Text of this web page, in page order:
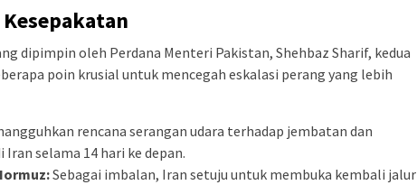
dipimpin oleh Perdana Menteri Pakistan, Shehbaz Sharif, kedua
poin krusial untuk mencegah eskalasi perang yang lebih
rencana serangan udara terhadap jembatan dan
selama 14 hari ke depan.
Sebagai imbalan, Iran setuju untuk membuka kembali jalur